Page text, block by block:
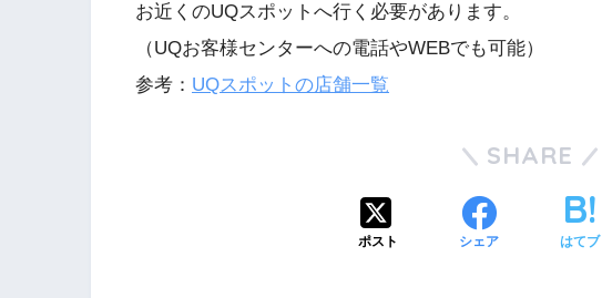
お近くのUQスポットへ行く必要があります。
（UQお客様センターへの電話やWEBでも可能）
参考： UQスポットの店舗一覧
SHARE
ポスト シェア はてブ